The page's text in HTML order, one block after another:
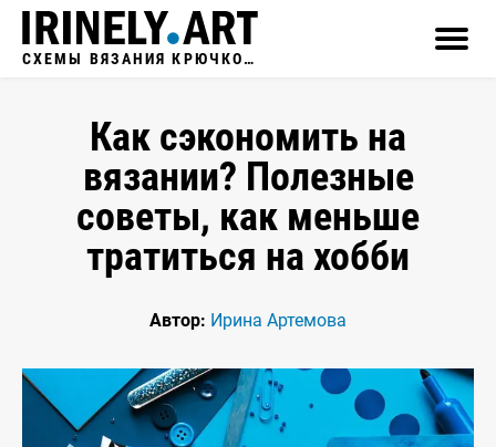
СХЕМЫ ВЯЗАНИЯ КРЮЧКОМ
Как сэкономить на
вязании? Полезные
советы, как меньше
тратиться на хобби
Автор: Ирина Артемова